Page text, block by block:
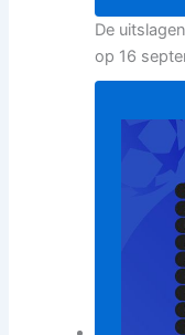
De
op 16